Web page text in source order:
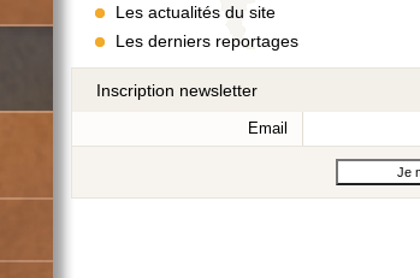
Les actualités du site
Les derniers reportages
Inscription newsletter
Email